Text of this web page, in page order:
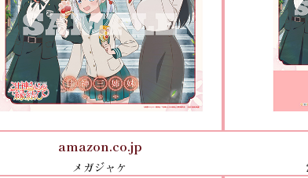
amazon.co.jp
メガジャケ